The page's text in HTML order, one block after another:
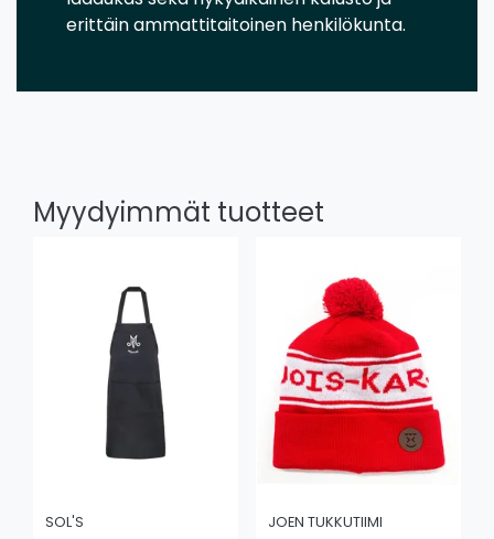
erittäin ammattitaitoinen henkilökunta.
Myydyimmät tuotteet
SOL'S JOEN TUKKUTIIMI